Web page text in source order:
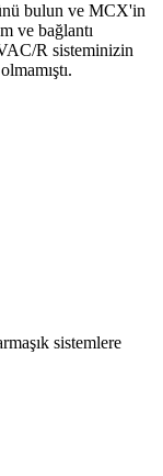
bulun ve MCX'in
ve bağlantı
R sisteminizin
sistemlere